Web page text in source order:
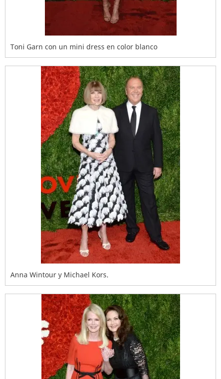
Toni Garn con un mini dress en color blanco
Anna Wintour y Michael Kors.